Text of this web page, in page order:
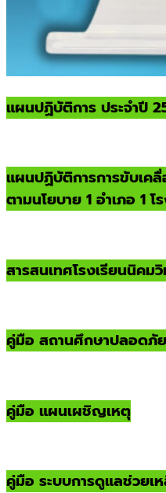
แผนปฏิบัติการ ประจำปี
แผนปฏิบัติการการขับเค
ตามนโยบาย 1 อำเภอ 1
สารสนเทศโรงเรียนนิคม
คู่มือ สถานศึกษาปลอดภัย
คู่มือ แผนเผชิญเหตุ
คู่มือ ระบบการดูแลช่วยเ